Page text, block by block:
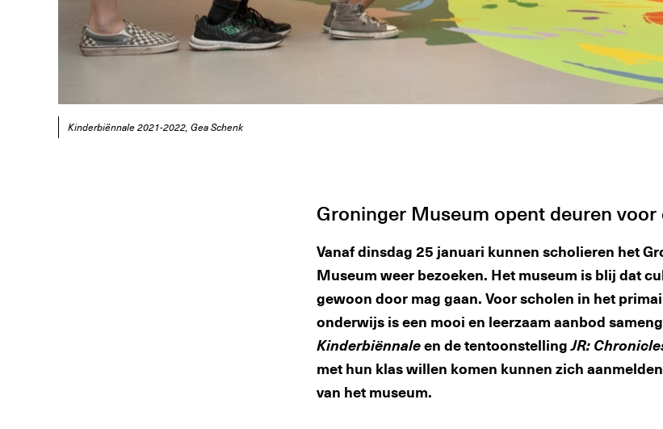
Kinderbiënnale 2021-2022, Gea Schenk
Groninger Museum opent deuren
Vanaf dinsdag 25 januari kunnen scholieren het
Museum weer bezoeken. Het museum is blij dat
gewoon door mag gaan. Voor scholen in het
onderwijs is een mooi en leerzaam aanbod
Kinderbiënnaleen de tentoonstellingJR:
met hun klas willen komen kunnen zich
van het museum.